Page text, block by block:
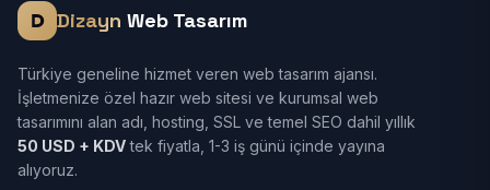
Dizayn Web Tasarım
Türkiye geneline hizmet veren web tasarım ajansı.
İşletmenize özel hazır web sitesi ve kurumsal web
tasarımını alan adı, hosting, SSL ve temel SEO dahil yıllık
50 USD + KDVtek fiyatla, 1-3 iş günü içinde yayına
alıyoruz.